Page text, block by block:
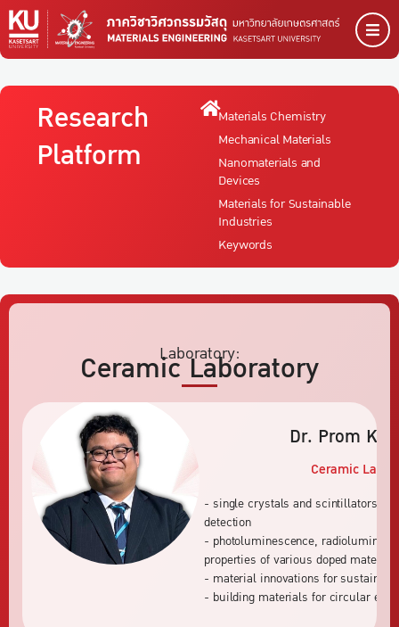
Research
Platform
Materials Chemistry
Mechanical Materials
Nanomaterials and
Devices
Materials for Sustainable
Industries
Keywords
Laboratory:
Ceramic Laboratory
Dr. Prom
Ceramic
- single crystals and scintillators for
detection
- photoluminescence,
properties of various doped
- material innovations for
- building materials for circular